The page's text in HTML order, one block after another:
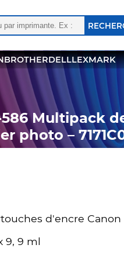
sont disponibles,
BROTHERDELLLEXMARK
Multipack
photo –
d'encre
9, 9 ml